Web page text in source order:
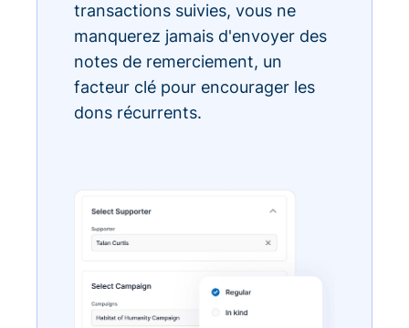
transactions suivies, vous ne
manquerez jamais d'envoyer des
notes de remerciement, un
facteur clé pour encourager les
dons récurrents.